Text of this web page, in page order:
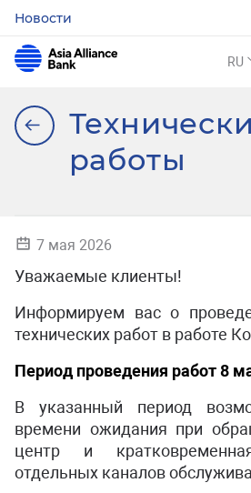
Новости
RU
работы
7 мая 2026
Уважаемые клиенты!
Информируем вас о
технических работ в работе
Период проведения работ 8
В указанный период
времени ожидания при
центр и
отдельных каналов